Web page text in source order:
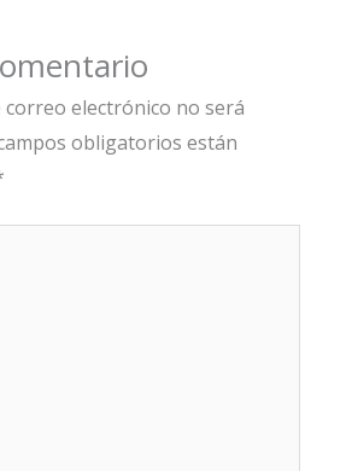
correo electrónico no será
obligatorios están